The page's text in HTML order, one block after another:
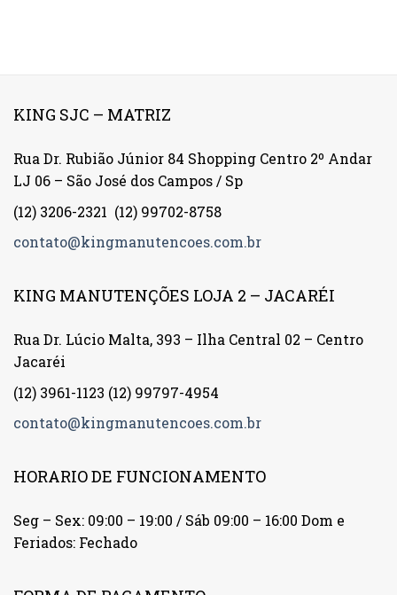
KING SJC – MATRIZ
Rua Dr. Rubião Júnior 84 Shopping Centro 2º Andar
LJ 06 – São José dos Campos / Sp
(12) 3206-2321 (12) 99702-8758
contato@kingmanutencoes.com.br
KING MANUTENÇÕES LOJA 2 – JACARÉI
Rua Dr. Lúcio Malta, 393 – Ilha Central 02 – Centro
Jacaréi
(12) 3961-1123 (12) 99797-4954
contato@kingmanutencoes.com.br
HORARIO DE FUNCIONAMENTO
Seg – Sex: 09:00 – 19:00 / Sáb 09:00 – 16:00 Dom e
Feriados: Fechado